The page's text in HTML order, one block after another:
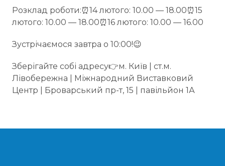
Розклад роботи:⏰14 лютого: 10.00 — 18.00⏰15
лютого: 10.00 — 18.00⏰16 лютого: 10.00 — 16.00
Зустрічаємося завтра о 10:00!😉
Зберігайте собі адресу👉м. Київ | ст.м.
Лівобережна | Міжнародний Виставковий
Центр | Броварський пр-т, 15 | павільйон 1А